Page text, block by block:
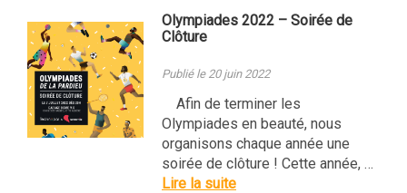
Olympiades 2022 – Soirée de
Clôture
Publié le 20 juin 2022
Afin de terminer les
Olympiades en beauté, nous
organisons chaque année une
soirée de clôture ! Cette année, …
Lire la suite